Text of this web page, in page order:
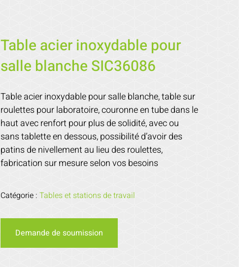
Table acier inoxydable pour
salle blanche SIC36086
Table acier inoxydable pour salle blanche, table sur
roulettes pour laboratoire, couronne en tube dans le
haut avec renfort pour plus de solidité, avec ou
sans tablette en dessous, possibilité d’avoir des
patins de nivellement au lieu des roulettes,
fabrication sur mesure selon vos besoins
Catégorie :Tables et stations de travail
Demande de soumission